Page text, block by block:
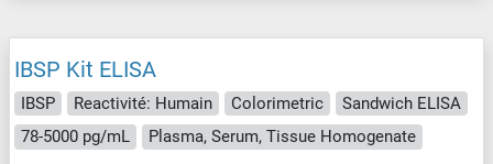
IBSP Kit ELISA
IBSP Reactivité: Humain Colorimetric
Sandwich ELISA
78-5000 pg/mL
Plasma, Serum, Tissue Homogenate